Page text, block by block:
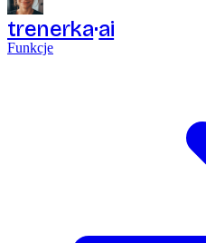
trenerka ai
Funkcje